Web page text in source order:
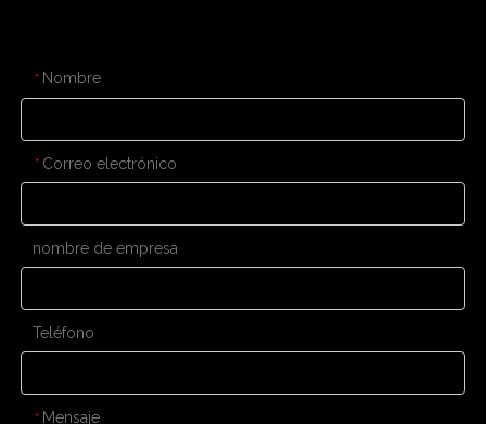
* Nombre
* Correo electrónico
nombre de empresa
Teléfono
* Mensaje